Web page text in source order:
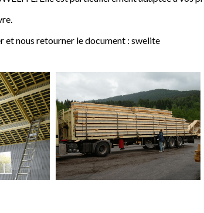
et nous retourner le document : swelite